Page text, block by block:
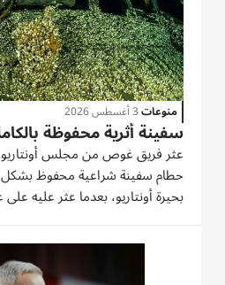
منوعات3 أغسطس 2026
سفينة أثرية محفوظة
عثر فريق غوص من مجلس
حطام سفينة شراعية محفوظ بشكل
قرب مدينة تورونتو، وما زالت
مشهد نادر بين حطام سفن